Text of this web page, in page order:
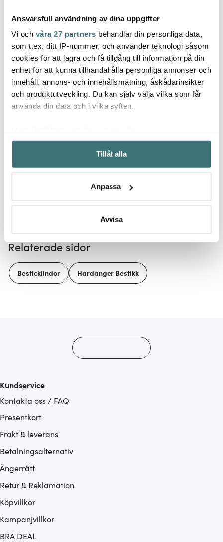
Ansvarsfull användning av dina uppgifter
Vi och våra 27 partners behandlar din personliga data,
som t.ex. ditt IP-nummer, och använder teknologi såsom
cookies för att lagra och få tillgång till information på din
enhet för att kunna tillhandahålla personliga annonser och
innehåll, annons- och innehållsmätning, åskådarinsikter
och produktutveckling. Du kan själv välja vilka som får
använda din data och i vilka syften.
Samla in information om din geografiska plats som
kan ha en noggrannhet på upp till flera meter
Identifiera din enhet genom att aktivt skanna den för
Ta reda på mer om hur dina personliga uppgifter
Du kan ändra eller dra tillbaka ditt samtycke när som
Vi använder cookies för att innehållet och annonserna
ska anpassas efter det som vi tror att du tycker om. Det
gör också att vi kan analysera vår trafik och göra
Tillåt alla
Anpassa
Avvisa
Mingle
Kökstermometer digital
Svart
209 kr 279 kr
Hardanger Bestikk
Maria Bestickset 48
delar
1799 kr
Låt dig inspireras av våra kunder
Relaterade sidor
Besticklindor Hardanger Bestikk
Kundservice
Kontakta oss / FAQ
Presentkort
Frakt & leverans
Betalningsalternativ
Ångerrätt
Retur & Reklamation
Köpvillkor
Kampanjvillkor
BRA DEAL